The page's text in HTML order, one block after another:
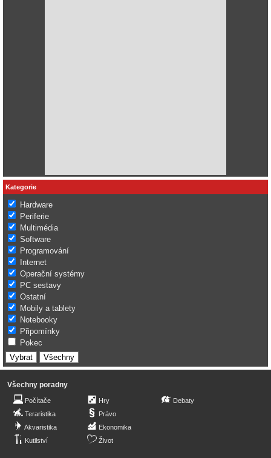
Kategorie
Hardware
Periferie
Multimédia
Software
Programování
Internet
Operační systémy
PC sestavy
Ostatní
Mobily a tablety
Notebooky
Připomínky
Pokec
Všechny poradny
Počítače
Teraristika
Akvaristika
Kutilství
Hry
Právo
Ekonomika
Život
Debaty